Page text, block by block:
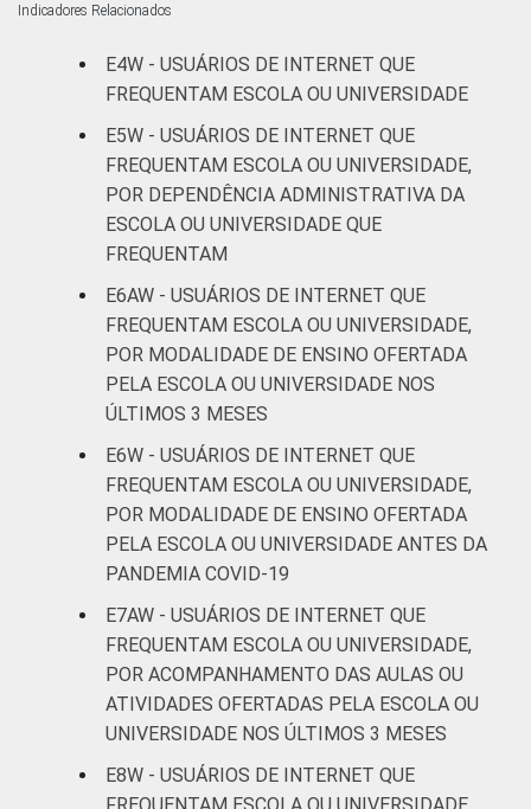
INSTRUÇÃO
Fundamental
Superior 58
FAIXA
ETÁRIA
De 16 a 24
De 25 a 34
anos
41
De 35 a 44
De 45 a 59
anos
34
De 60 anos
ou mais
CLASSE
SOCIAL
AB 60
C 36
DE 8
Indicadores Relacionados
E4W - USUÁRIOS DE INTERNET QUE
FREQUENTAM ESCOLA OU UNIVERSIDADE
E5W - USUÁRIOS DE INTERNET QUE
FREQUENTAM ESCOLA OU UNIVERSIDADE,
POR DEPENDÊNCIA ADMINISTRATIVA DA
ESCOLA OU UNIVERSIDADE QUE
FREQUENTAM
E6AW - USUÁRIOS DE INTERNET QUE
FREQUENTAM ESCOLA OU UNIVERSIDADE,
POR MODALIDADE DE ENSINO OFERTADA
PELA ESCOLA OU UNIVERSIDADE NOS
ÚLTIMOS 3 MESES
E6W - USUÁRIOS DE INTERNET QUE
FREQUENTAM ESCOLA OU UNIVERSIDADE,
POR MODALIDADE DE ENSINO OFERTADA
PELA ESCOLA OU UNIVERSIDADE ANTES DA
PANDEMIA COVID-19
E7AW - USUÁRIOS DE INTERNET QUE
FREQUENTAM ESCOLA OU UNIVERSIDADE,
POR ACOMPANHAMENTO DAS AULAS OU
ATIVIDADES OFERTADAS PELA ESCOLA OU
UNIVERSIDADE NOS ÚLTIMOS 3 MESES
E8W - USUÁRIOS DE INTERNET QUE